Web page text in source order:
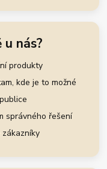
nás?
produkty
kde je to možné
správného řešení